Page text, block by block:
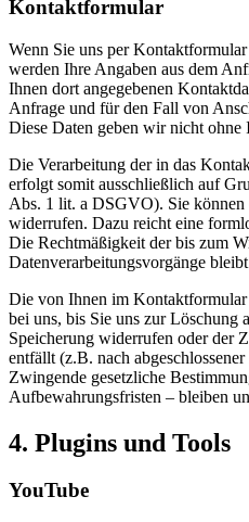
Kontaktformular
Wenn Sie uns per
werden Ihre Angaben aus dem
Ihnen dort angegebenen
Anfrage und für den Fall von
Diese Daten geben wir nicht
Die Verarbeitung der in das
erfolgt somit ausschließlich auf
Abs. 1 lit. a DSGVO). Sie
widerrufen. Dazu reicht eine
Die Rechtmäßigkeit der bis zum
Datenverarbeitungsvorgänge
Die von Ihnen im Kontaktformular
bei uns, bis Sie uns zur
Speicherung widerrufen oder der
entfällt (z.B. nach
Zwingende gesetzliche
Aufbewahrungsfristen – bleiben
4. Plugins und Tools
YouTube